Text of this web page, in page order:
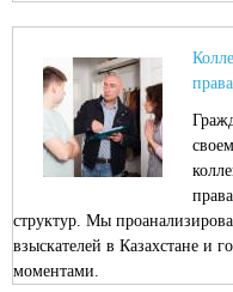
структур. Мы
взыскателей в Казахстане и
моментами.